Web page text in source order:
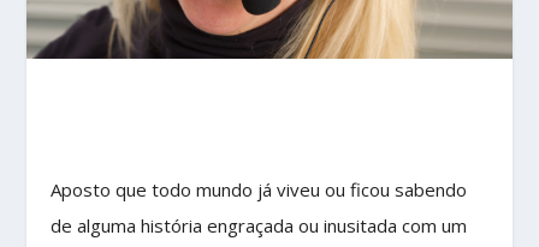
Aposto que todo mundo já viveu ou ficou sabendo
de alguma história engraçada ou inusitada com um